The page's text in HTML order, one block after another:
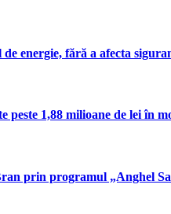
energie, fără a afecta
1,88 milioane de lei în
prin programul „Anghel